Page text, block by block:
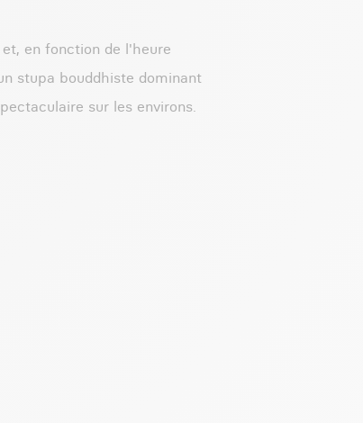
en fonction de l'heure
stupa bouddhiste dominant
sur les environs.